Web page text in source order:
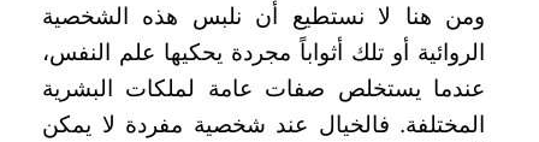
ومن هنا لا نستطيع أن نلبس هذه الشخصية
الروائية أو تلك أثواباً مجردة يحكيها علم النفس،
عندما يستخلص صفات عامة لملكات البشرية
المختلفة. فالخيال عند شخصية مفردة لا يمكن